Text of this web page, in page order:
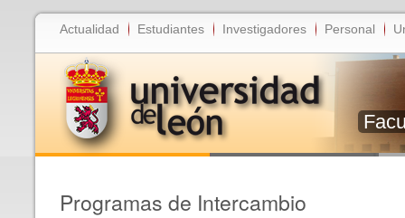
Actualidad Estudiantes Investigadores Personal
Programas de Intercambio